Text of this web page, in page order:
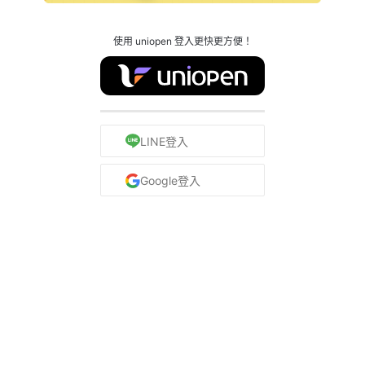
使用 uniopen 登入更快更方便！
LINE登入
Google登入